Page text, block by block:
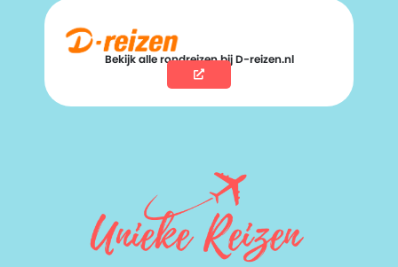
Bekijk alle rondreizen bij D-reizen.nl